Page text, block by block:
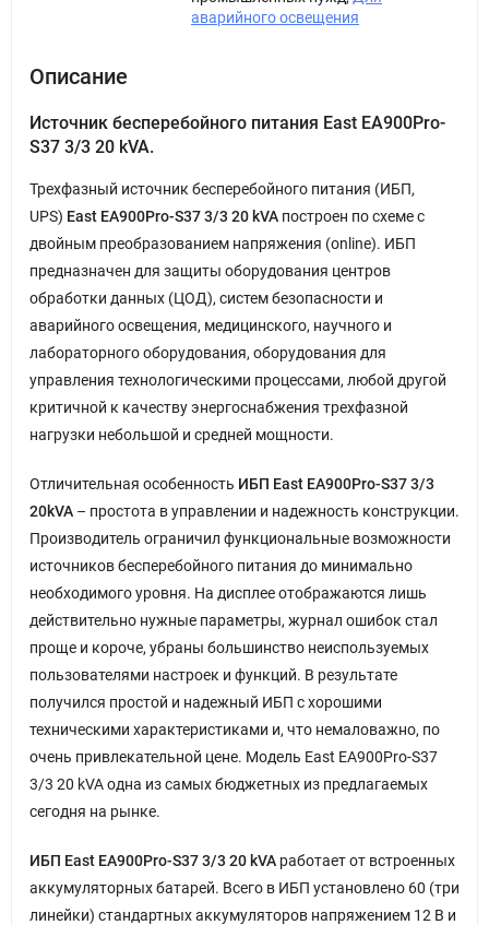
аварийного освещения
Описание
Источник бесперебойного питания East EA900Pro-
S37 3/3 20 kVA.
Трехфазный источник бесперебойного питания (ИБП,
UPS) East EA900Pro-S37 3/3 20 kVA построен по схеме с
двойным преобразованием напряжения (online). ИБП
предназначен для защиты оборудования центров
обработки данных (ЦОД), систем безопасности и
аварийного освещения, медицинского, научного и
лабораторного оборудования, оборудования для
управления технологическими процессами, любой другой
критичной к качеству энергоснабжения трехфазной
нагрузки небольшой и средней мощности.
Отличительная особенность ИБП East EA900Pro-S37 3/3
20kVA – простота в управлении и надежность конструкции.
Производитель ограничил функциональные возможности
источников бесперебойного питания до минимально
необходимого уровня. На дисплее отображаются лишь
действительно нужные параметры, журнал ошибок стал
проще и короче, убраны большинство неиспользуемых
пользователями настроек и функций. В результате
получился простой и надежный ИБП с хорошими
техническими характеристиками и, что немаловажно, по
очень привлекательной цене. Модель East EA900Pro-S37
3/3 20 kVA одна из самых бюджетных из предлагаемых
сегодня на рынке.
ИБП East EA900Pro-S37 3/3 20 kVA работает от встроенных
аккумуляторных батарей. Всего в ИБП установлено 60 (три
линейки) стандартных аккумуляторов напряжением 12 В и